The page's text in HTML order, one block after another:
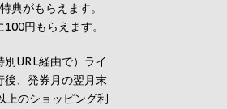
典がもらえます。
100円もらえます。
別URL経由で）ライ
後、発券月の翌月末
上のショッピング利